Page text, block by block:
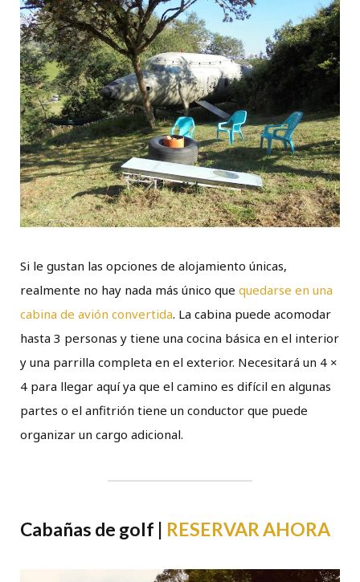
Si le gustan las opciones de alojamiento únicas,
realmente no hay nada más único que quedarse en una
cabina de avión convertida. La cabina puede acomodar
hasta 3 personas y tiene una cocina básica en el interior
y una parrilla completa en el exterior. Necesitará un 4 ×
4 para llegar aquí ya que el camino es difícil en algunas
partes o el anfitrión tiene un conductor que puede
organizar un cargo adicional.
Cabañas de golf | RESERVAR AHORA